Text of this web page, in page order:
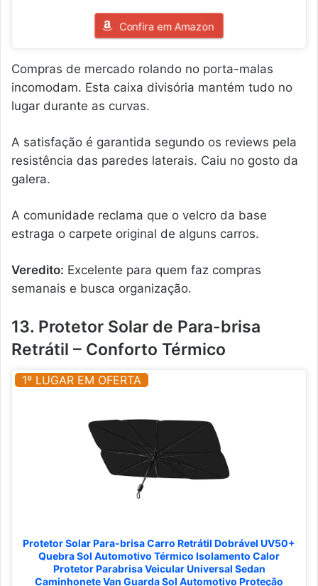
Confira em Amazon
Compras de mercado rolando no porta-malas
incomodam. Esta caixa divisória mantém tudo no
lugar durante as curvas.
A satisfação é garantida segundo os reviews pela
resistência das paredes laterais. Caiu no gosto da
galera.
A comunidade reclama que o velcro da base
estraga o carpete original de alguns carros.
Veredito: Excelente para quem faz compras
semanais e busca organização.
13. Protetor Solar de Para-brisa
Retrátil – Conforto Térmico
1º LUGAR EM OFERTA
Protetor Solar Para-brisa Carro Retrátil Dobrável UV50+
Quebra Sol Automotivo Térmico Isolamento Calor
Protetor Parabrisa Veicular Universal Sedan
Caminhonete Van Guarda Sol Automotivo Proteção